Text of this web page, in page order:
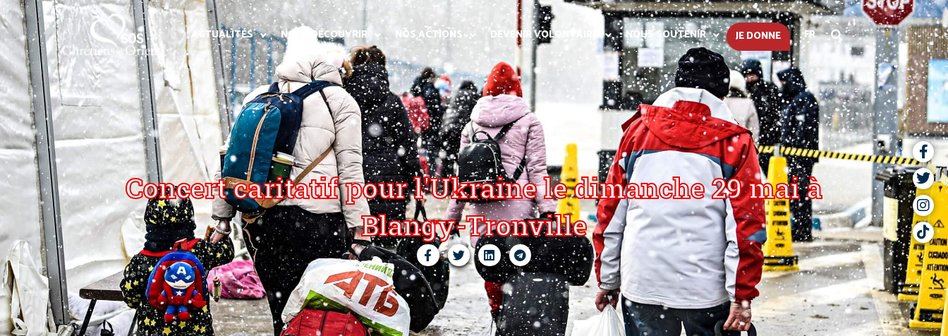
ACTUALITÉS NOUS DÉCOUVRIR NOS ACTIONS DEVENIR VOLONTAIRE NOUS SOUTENIR JE DONNE FR
Concert caritatif pour l'Ukraine le dimanche 29 mai à
Blangy-Tronville